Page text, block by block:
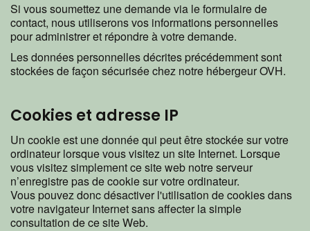
Si vous soumettez une demande via le formulaire de
contact, nous utiliserons vos informations personnelles
pour administrer et répondre à votre demande.
Les données personnelles décrites précédemment sont
stockées de façon sécurisée chez notre hébergeur OVH.
Cookies et adresse IP
Un cookie est une donnée qui peut être stockée sur votre
ordinateur lorsque vous visitez un site Internet. Lorsque
vous visitez simplement ce site web notre serveur
n’enregistre pas de cookie sur votre ordinateur.
Vous pouvez donc désactiver l'utilisation de cookies dans
votre navigateur Internet sans affecter la simple
consultation de ce site Web.